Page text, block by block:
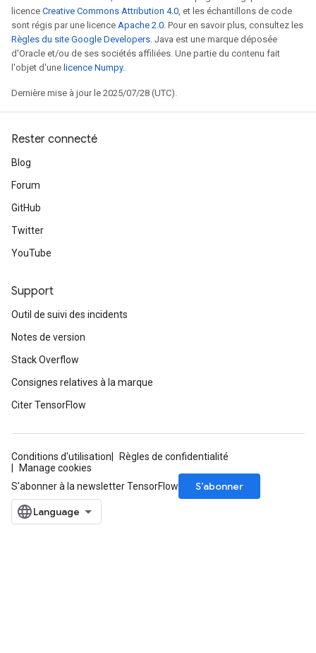
licence Creative Commons Attribution 4.0, et les échantillons de code
sont régis par une licence Apache 2.0. Pour en savoir plus, consultez les
Règles du site Google Developers. Java est une marque déposée
d'Oracle et/ou de ses sociétés affiliées. Une partie du contenu fait
l'objet d'une licence Numpy.
Dernière mise à jour le 2025/07/28 (UTC).
Rester connecté
Blog
Forum
GitHub
Twitter
YouTube
Support
Outil de suivi des incidents
Notes de version
Stack Overflow
Consignes relatives à la marque
Citer TensorFlow
Conditions d'utilisation
Règles de confidentialité
Manage cookies
S'abonner à la newsletter TensorFlow
S’abonner